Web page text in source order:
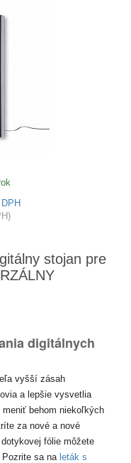
stojan pre
digitálnych
vyšší zásah
a lepšie vysvetlia
behom niekoľkých
za nové a nové
fólie môžete
sa na leták s